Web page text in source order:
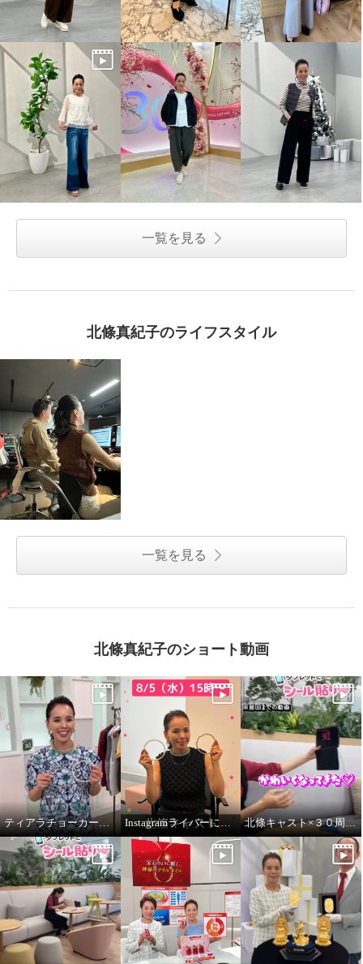
一覧を見る
北條真紀子のライフスタイル
一覧を見る
北條真紀子のショート動画
北條キャスト×３０周年タブレットにシール貼りpart2